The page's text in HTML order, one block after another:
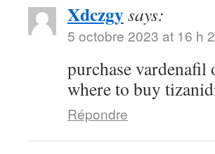
Xdczgysays:
5 octobre 2023 at 16 h
purchase vardenafil
where to buy
Répondre